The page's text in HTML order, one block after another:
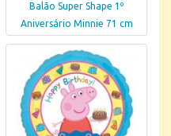
Balão Super Shape 1º
Aniversário Minnie 71 cm